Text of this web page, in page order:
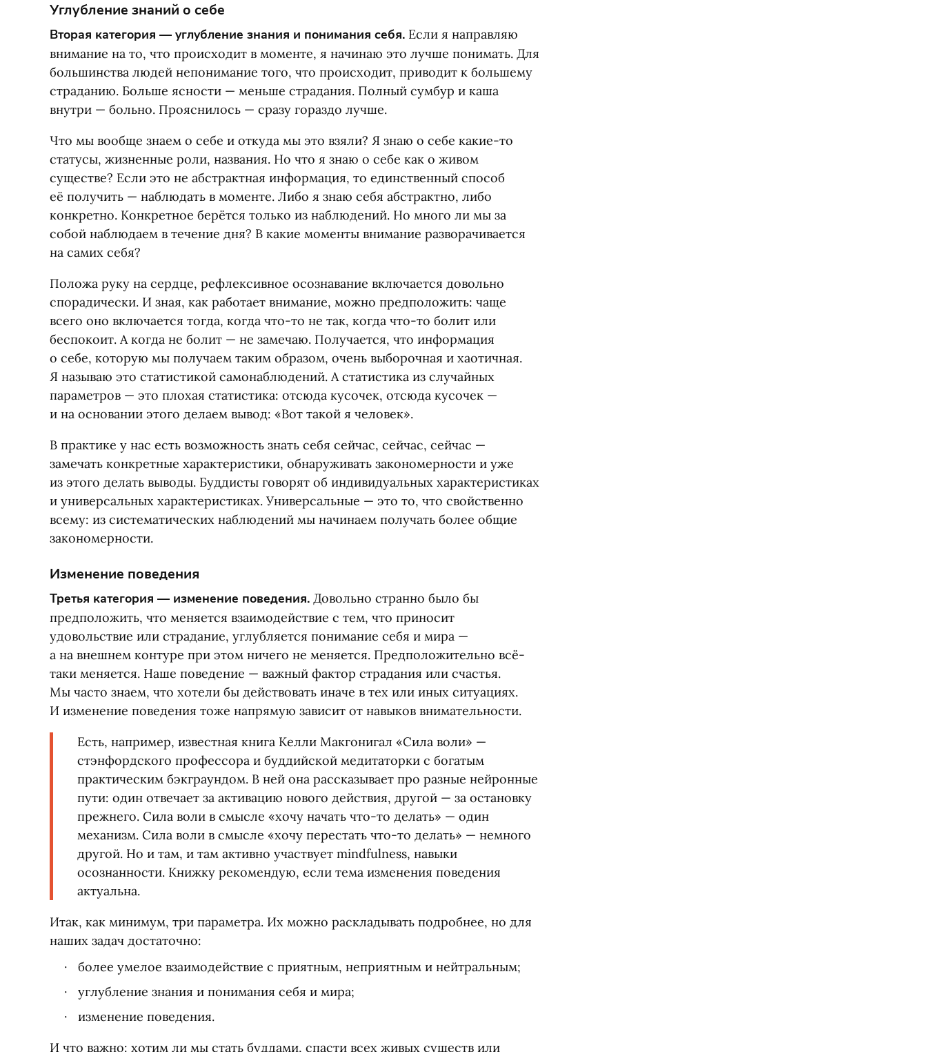
Углубление знаний о себе
Вторая категория — углубление знания и понимания себя. Если я направляю
внимание на то, что происходит в моменте, я начинаю это лучше понимать. Для
большинства людей непонимание того, что происходит, приводит к большему
страданию. Больше ясности — меньше страдания. Полный сумбур и каша
внутри — больно. Прояснилось — сразу гораздо лучше.
Что мы вообще знаем о себе и откуда мы это взяли? Я знаю о себе какие-то
статусы, жизненные роли, названия. Но что я знаю о себе как о живом
существе? Если это не абстрактная информация, то единственный способ
её получить — наблюдать в моменте. Либо я знаю себя абстрактно, либо
конкретно. Конкретное берётся только из наблюдений. Но много ли мы за
собой наблюдаем в течение дня? В какие моменты внимание разворачивается
на самих себя?
Положа руку на сердце, рефлексивное осознавание включается довольно
спорадически. И зная, как работает внимание, можно предположить: чаще
всего оно включается тогда, когда что-то не так, когда что-то болит или
беспокоит. А когда не болит — не замечаю. Получается, что информация
о себе, которую мы получаем таким образом, очень выборочная и хаотичная.
Я называю это статистикой самонаблюдений. А статистика из случайных
параметров — это плохая статистика: отсюда кусочек, отсюда кусочек —
и на основании этого делаем вывод: «Вот такой я человек».
В практике у нас есть возможность знать себя сейчас, сейчас, сейчас —
замечать конкретные характеристики, обнаруживать закономерности и уже
из этого делать выводы. Буддисты говорят об индивидуальных характеристиках
и универсальных характеристиках. Универсальные — это то, что свойственно
всему: из систематических наблюдений мы начинаем получать более общие
закономерности.
Изменение поведения
Третья категория — изменение поведения. Довольно странно было бы
предположить, что меняется взаимодействие с тем, что приносит
удовольствие или страдание, углубляется понимание себя и мира —
а на внешнем контуре при этом ничего не меняется. Предположительно всё-
таки меняется. Наше поведение — важный фактор страдания или счастья.
Мы часто знаем, что хотели бы действовать иначе в тех или иных ситуациях.
И изменение поведения тоже напрямую зависит от навыков внимательности.
Есть, например, известная книга Келли Макгонигал «Сила воли» —
стэнфордского профессора и буддийской медитаторки с богатым
практическим бэкграундом. В ней она рассказывает про разные нейронные
пути: один отвечает за активацию нового действия, другой — за остановку
прежнего. Сила воли в смысле «хочу начать что-то делать» — один
механизм. Сила воли в смысле «хочу перестать что-то делать» — немного
другой. Но и там, и там активно участвует mindfulness, навыки
осознанности. Книжку рекомендую, если тема изменения поведения
актуальна.
Итак, как минимум, три параметра. Их можно раскладывать подробнее, но для
наших задач достаточно:
более умелое взаимодействие с приятным, неприятным и нейтральным;
углубление знания и понимания себя и мира;
изменение поведения.
И что важно: хотим ли мы стать буддами, спасти всех живых существ или